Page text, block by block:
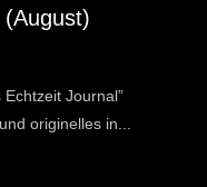
Journal”
originelles in...